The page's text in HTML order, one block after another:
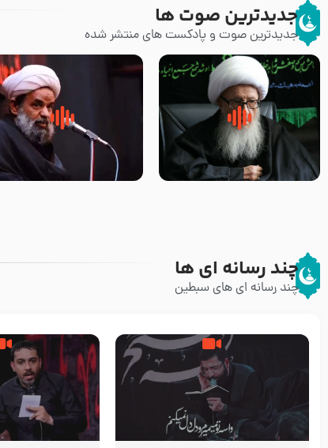
جدیدترین صوت ها
جدیدترین صوت و پادکست های منتشر شده
زوّار اربعین امام حسین (علیه
السلام) با این اشتیاق به زیارت
روضه جانسوز پاره های جگر امام
حسن مجتبی علیه السلام-حجت
چند رسانه ای ها
چند رسانه ای های سبطین